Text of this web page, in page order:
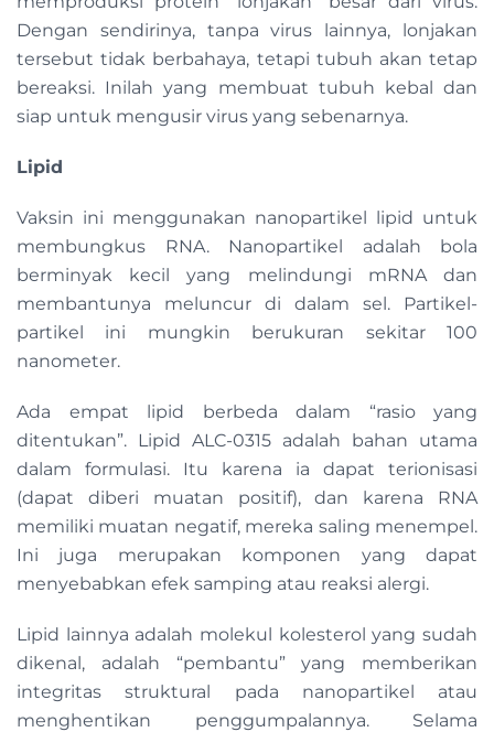
Dengan sendirinya, tanpa virus lainnya, lonjakan
tersebut tidak berbahaya, tetapi tubuh akan tetap
bereaksi. Inilah yang membuat tubuh kebal dan
siap untuk mengusir virus yang sebenarnya.
Lipid
Vaksin ini menggunakan nanopartikel lipid untuk
membungkus RNA. Nanopartikel adalah bola
berminyak kecil yang melindungi mRNA dan
membantunya meluncur di dalam sel. Partikel-
partikel ini mungkin berukuran sekitar 100
nanometer.
Ada empat lipid berbeda dalam “rasio yang
ditentukan”. Lipid ALC-0315 adalah bahan utama
dalam formulasi. Itu karena ia dapat terionisasi
(dapat diberi muatan positif), dan karena RNA
memiliki muatan negatif, mereka saling menempel.
Ini juga merupakan komponen yang dapat
menyebabkan efek samping atau reaksi alergi.
Lipid lainnya adalah molekul kolesterol yang sudah
dikenal, adalah “pembantu” yang memberikan
integritas struktural pada nanopartikel atau
menghentikan penggumpalannya. Selama